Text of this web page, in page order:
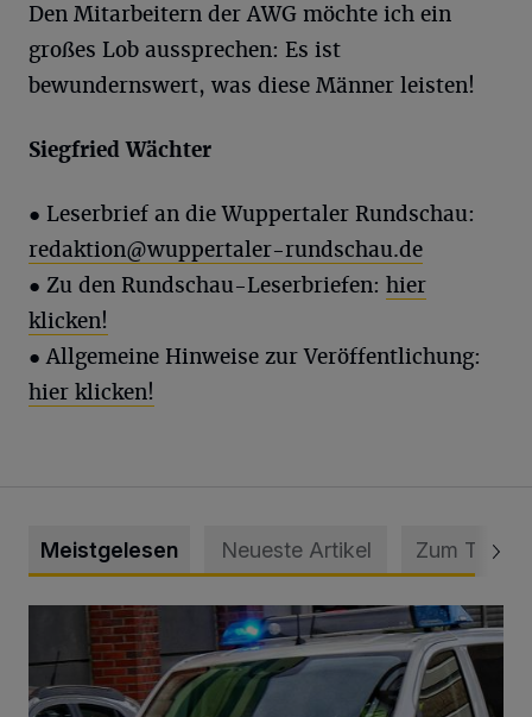
Den Mitarbeitern der AWG möchte ich ein
großes Lob aussprechen: Es ist
bewundernswert, was diese Männer leisten!
Siegfried Wächter
● Leserbrief an die Wuppertaler Rundschau:
redaktion@wuppertaler-rundschau.de
● Zu den Rundschau-Leserbriefen: hier
klicken!
● Allgemeine Hinweise zur Veröffentlichung:
hier klicken!
Meistgelesen Neueste Artikel Zum Thema
Mann beschädigt Autos in Parkhaus